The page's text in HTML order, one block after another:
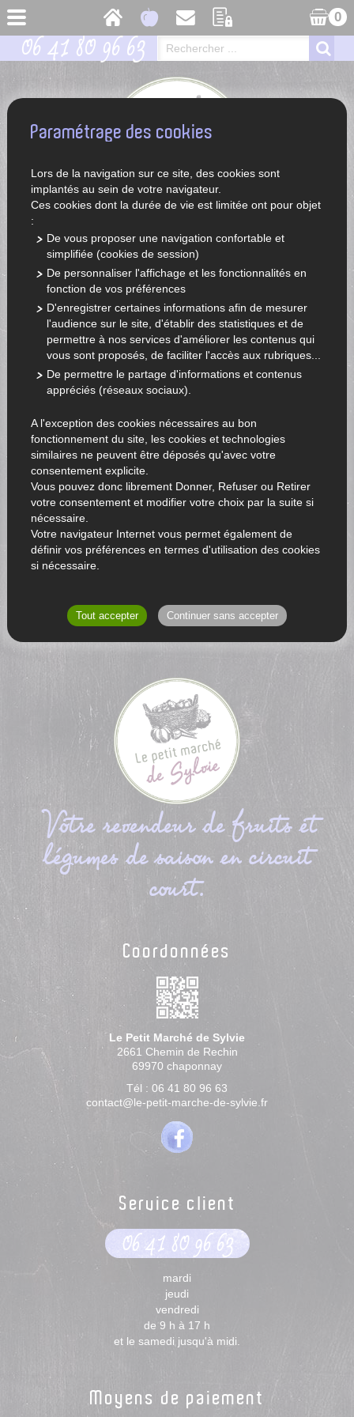
0
06 41 80 96 63
ACCUEIL LÉGUMES ET FRUITS DE SAISON
Votre revendeur de fruits et
légumes de saison en circuit
court.
Coordonnées
Le Petit Marché de Sylvie
2661 Chemin de Rechin
69970 chaponnay
Tél : 06 41 80 96 63
contact@le-petit-marche-de-sylvie.fr
Service client
06 41 80 96 63
mardi
jeudi
vendredi
de 9 h à 17 h
et le samedi jusqu'à midi.
Moyens de paiement
Paramétrage des cookies
Lors de la navigation sur ce site, des cookies sont
implantés au sein de votre navigateur.
Ces cookies dont la durée de vie est limitée ont pour objet
:
De vous proposer une navigation confortable et
simplifiée (cookies de session)
De personnaliser l'affichage et les fonctionnalités en
fonction de vos préférences
D'enregistrer certaines informations afin de mesurer
l'audience sur le site, d'établir des statistiques et de
permettre à nos services d'améliorer les contenus qui
vous sont proposés, de faciliter l'accès aux rubriques...
De permettre le partage d'informations et contenus
appréciés (réseaux sociaux).
A l'exception des cookies nécessaires au bon
fonctionnement du site, les cookies et technologies
similaires ne peuvent être déposés qu'avec votre
consentement explicite.
Vous pouvez donc librement Donner, Refuser ou Retirer
votre consentement et modifier votre choix par la suite si
nécessaire.
Votre navigateur Internet vous permet également de
définir vos préférences en termes d'utilisation des cookies
si nécessaire.
Tout accepter Continuer sans accepter